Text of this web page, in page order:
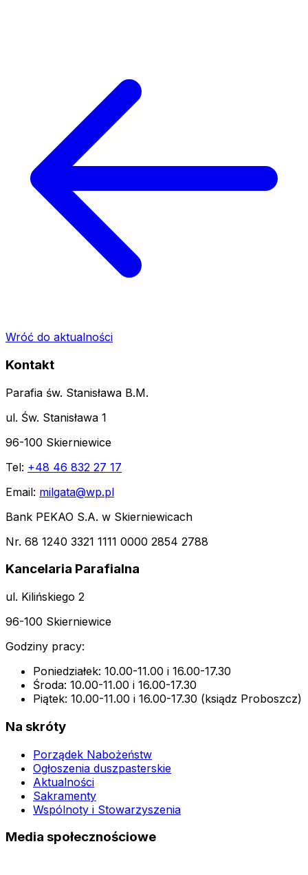
Wróć do aktualności
Kontakt
Parafia św. Stanisława B.M.
ul. Św. Stanisława 1
96-100 Skierniewice
Tel: +48 46 832 27 17
Email: milgata@wp.pl
Bank PEKAO S.A. w Skierniewicach
Nr. 68 1240 3321 1111 0000 2854 2788
Kancelaria Parafialna
ul. Kilińskiego 2
96-100 Skierniewice
Godziny pracy:
Poniedziałek: 10.00-11.00 i 16.00-17.30
Środa: 10.00-11.00 i 16.00-17.30
Piątek: 10.00-11.00 i 16.00-17.30 (ksiądz Proboszcz)
Na skróty
Porządek Nabożeństw
Ogłoszenia duszpasterskie
Aktualności
Sakramenty
Wspólnoty i Stowarzyszenia
Media społecznościowe